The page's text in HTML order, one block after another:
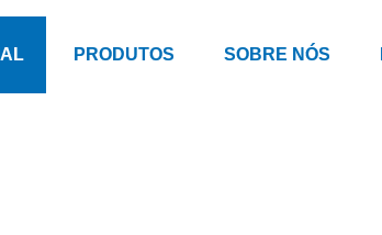
PRODUTOS SOBRE NÓS